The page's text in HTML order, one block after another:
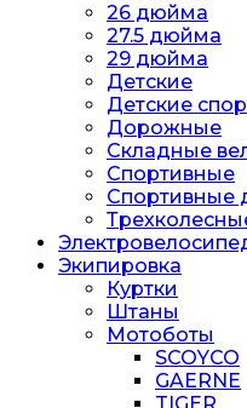
26 дюйма
27.5 дюйма
29 дюйма
Детские
Детские
Дорожные
Складные
Спортивные
Спортивные
Экипировка
Куртки
Штаны
Мотоботы
SCOYCO
GAERNE